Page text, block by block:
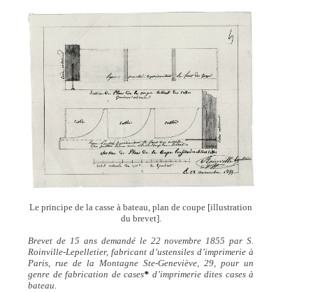
Le principe de la casse à bateau, plan de coupe [illustration
du brevet].
Brevet de 15 ans demandé le 22 novembre 1855 par S.
Roinville-Lepelletier, fabricant d’ustensiles d’imprimerie à
Paris, rue de la Montagne Ste-Geneviève, 29, pour un
genre de fabrication de cases* d’imprimerie dites cases à
bateau.